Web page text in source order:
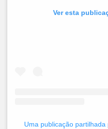
Ver esta
Uma publicação